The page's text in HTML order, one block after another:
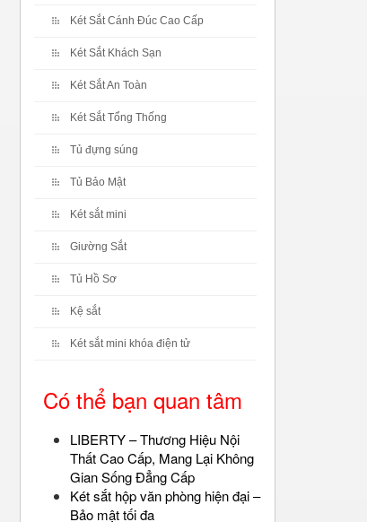
Két Sắt Cánh Đúc Cao Cấp
Két Sắt Khách Sạn
Két Sắt An Toàn
Két Sắt Tổng Thống
Tủ đựng súng
Tủ Bảo Mật
Két sắt mini
Giường Sắt
Tủ Hồ Sơ
Kệ sắt
Két sắt mini khóa điện tử
Có thể bạn quan tâm
LIBERTY – Thương Hiệu Nội
Thất Cao Cấp, Mang Lại Không
Gian Sống Đẳng Cấp
Két sắt hộp văn phòng hiện đại –
Bảo mật tối đa